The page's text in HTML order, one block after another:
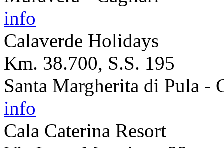
info
Calaverde Holidays
Km. 38.700, S.S. 195
Santa Margherita di Pula -
info
Cala Caterina Resort